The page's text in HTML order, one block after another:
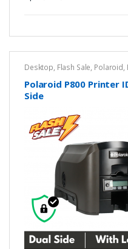
Desktop, Flash Sale, Polaroid,
Polaroid P800 Printer
Side